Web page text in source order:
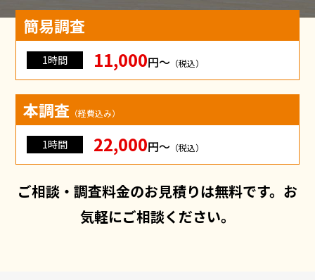
簡易調査
1時間 11,000円〜 （税込）
本調査 （経費込み）
1時間 22,000円〜 （税込）
ご相談・調査料金のお見積りは無料です。お
気軽にご相談ください。